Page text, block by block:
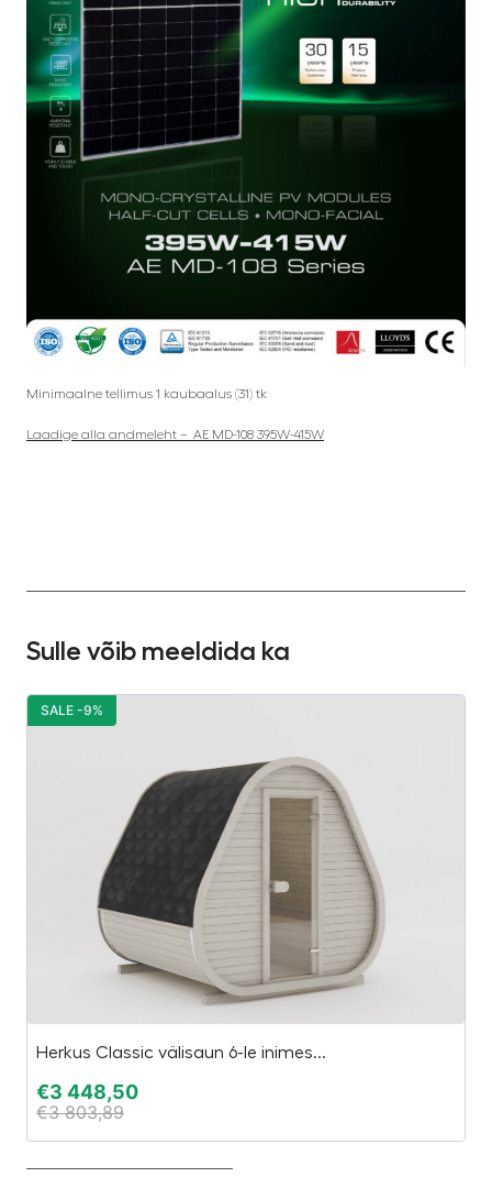
Minimaalne tellimus 1 kaubaalus (31) tk
Laadige alla andmeleht – AE MD-108 395W-415W
Sulle võib meeldida ka
Herkus Classic välisaun 6-le inimes...
€3 448,50
€3 803,89
SALE -9%